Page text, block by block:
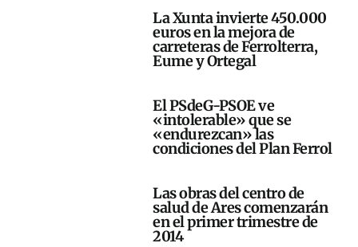
La Xunta invierte 450.000
euros en la mejora de
carreteras de Ferrolterra,
Eume y Ortegal
El PSdeG-PSOE ve
«intolerable» que se
«endurezcan» las
condiciones del Plan Ferrol
Las obras del centro de
salud de Ares comenzarán
en el primer trimestre de
2014